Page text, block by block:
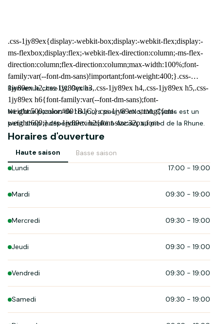
Bienvenue chez LVL Cycles
Né d'une passion de toujours pour le vélo, LVL Cycles est un
petit shop indépendant installé à Ascain, au pied de la Rhune.
d'expérience dans le secteur, le magasin vous propose un
service complet :
- Location de vélos à assistance électrique, vélos de route,
- Un atelier de réparations et d'entretien toutes marques,
local et un en-cas cyclistes pour repartir à fond !
Horaires d'ouverture
Haute saison
Basse saison
Lundi
17:00 - 19:00
Mardi 09:30 - 19:00
Mercredi 09:30 - 19:00
Jeudi 09:30 - 19:00
Vendredi 09:30 - 19:00
Samedi 09:30 - 19:00